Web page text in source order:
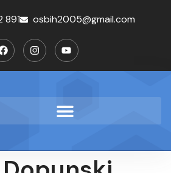
891 osbih2005@gmail.com